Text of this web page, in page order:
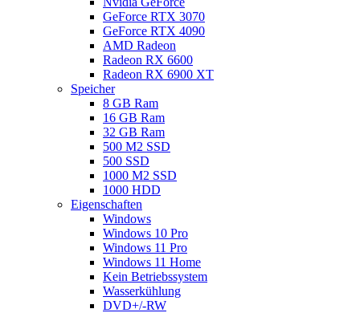
GeForce RTX 3070
GeForce RTX 4090
AMD Radeon
Radeon RX 6600
Radeon RX 6900 XT
Speicher
8 GB Ram
16 GB Ram
32 GB Ram
500 M2 SSD
500 SSD
1000 M2 SSD
1000 HDD
Eigenschaften
Windows
Windows 10 Pro
Windows 11 Pro
Windows 11 Home
Kein Betriebssystem
Wasserkühlung
DVD+/-RW